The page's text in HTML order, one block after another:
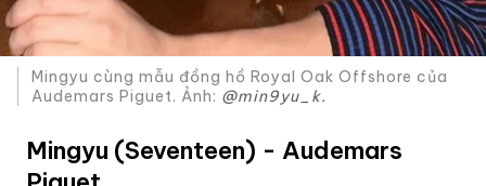
Mingyu cùng mẫu đồng hồ Royal Oak Offshore của
Audemars Piguet. Ảnh: @min9yu_k.
Mingyu (Seventeen) - Audemars